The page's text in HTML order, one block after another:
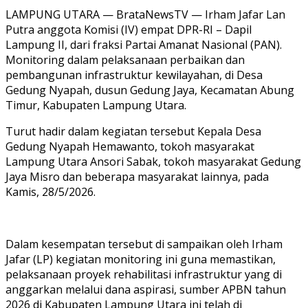
LAMPUNG UTARA — BrataNewsTV — Irham Jafar Lan
Putra anggota Komisi (IV) empat DPR-RI – Dapil
Lampung II, dari fraksi Partai Amanat Nasional (PAN).
Monitoring dalam pelaksanaan perbaikan dan
pembangunan infrastruktur kewilayahan, di Desa
Gedung Nyapah, dusun Gedung Jaya, Kecamatan Abung
Timur, Kabupaten Lampung Utara.
Turut hadir dalam kegiatan tersebut Kepala Desa
Gedung Nyapah Hemawanto, tokoh masyarakat
Lampung Utara Ansori Sabak, tokoh masyarakat Gedung
Jaya Misro dan beberapa masyarakat lainnya, pada
Kamis, 28/5/2026.
Dalam kesempatan tersebut di sampaikan oleh Irham
Jafar (LP) kegiatan monitoring ini guna memastikan,
pelaksanaan proyek rehabilitasi infrastruktur yang di
anggarkan melalui dana aspirasi, sumber APBN tahun
2026 di Kabupaten Lampung Utara ini telah di